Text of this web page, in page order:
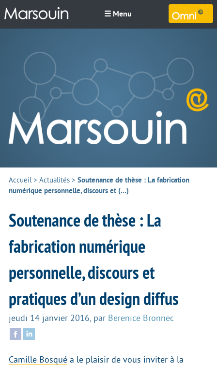
☰ Menu
Accueil> Actualités > Soutenance de thèse : La fabrication
numérique personnelle, discours et (…)
Soutenance de thèse : La
fabrication numérique
personnelle, discours et
pratiques d’un design diffus
jeudi 14 janvier 2016, par Berenice Bronnec
Camille Bosqué a le plaisir de vous inviter à la